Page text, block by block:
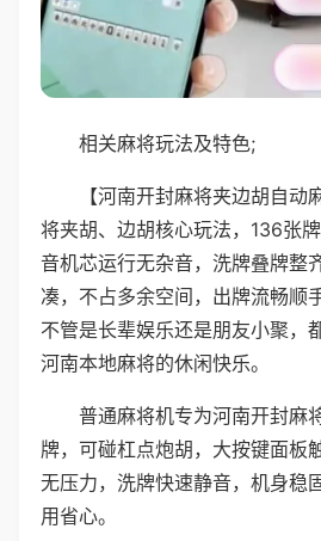
相关麻将玩法及特色;
【河南开封麻将夹边胡自动
将夹胡、边胡核心玩法，136张
音机芯运行无杂音，洗牌叠牌整
凑，不占多余空间，出牌流畅顺
不管是长辈娱乐还是朋友小聚，
河南本地麻将的休闲快乐。
普通麻将机专为河南开封麻
牌，可碰杠点炮胡，大按键面板
无压力，洗牌快速静音，机身稳
用省心。